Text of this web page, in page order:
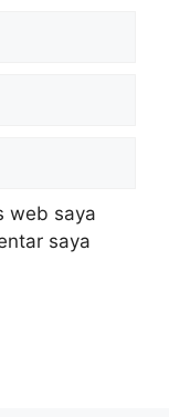
web saya
saya